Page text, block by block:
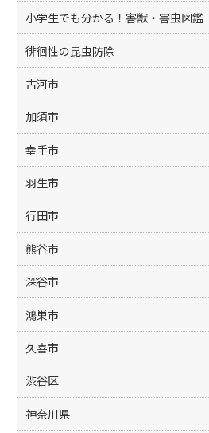
小学生でも分かる！害獣・害虫図鑑
徘徊性の昆虫防除
古河市
加須市
幸手市
羽生市
行田市
熊谷市
深谷市
鴻巣市
久喜市
渋谷区
神奈川県